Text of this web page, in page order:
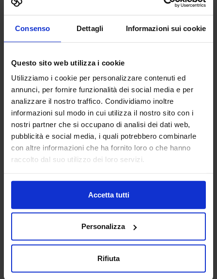
Consenso Dettagli Informazioni sui cookie
Questo sito web utilizza i cookie
Utilizziamo i cookie per personalizzare contenuti ed
annunci, per fornire funzionalità dei social media e per
analizzare il nostro traffico. Condividiamo inoltre
informazioni sul modo in cui utilizza il nostro sito con i
nostri partner che si occupano di analisi dei dati web,
pubblicità e social media, i quali potrebbero combinarle
con altre informazioni che ha fornito loro o che hanno
raccolto dal suo utilizzo dei loro servizi.
Accetta tutti
Personalizza
Rifiuta
AIRTISAN SRL
Airtisan è una startup innovativa che sviluppa soluzioni
software basate su Intelligenza Artificiale per il settore
manifatturiero. Il nostro prodotto principale è RISQ, una
piattafor...
Padiglione:Pad. 21 Stand:B68
Aggiungi ai preferiti
Vai alla scheda
SUBFORNITURA MECCANICA
Dal 2005, AL. EA è un punto di riferimento nell'industria
manifatturiera industriale, offrendo servizi di terze parti